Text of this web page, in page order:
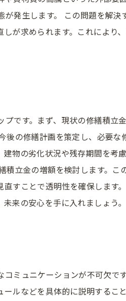
発生します。 この問題を解
が求められます。これにより
です。まず、現状の修繕積立
の修繕計画を策定し、必要
物の劣化状況や残存期間を考
立金の増額を検討します。
すことで透明性を確保します
来の安心を手に入れましょう。
ミュニケーションが不可欠で
ルなどを具体的に説明するこ